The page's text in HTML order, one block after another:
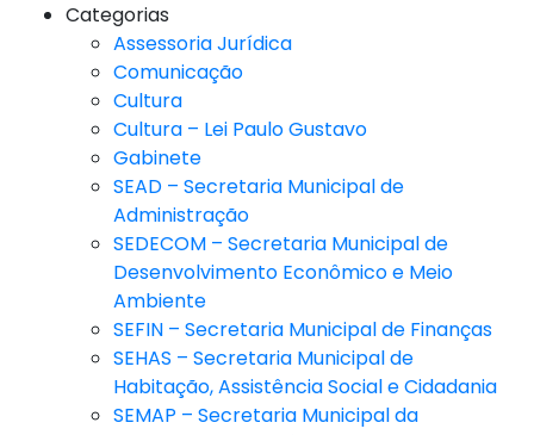
Categorias
Assessoria Jurídica
Comunicação
Cultura
Cultura – Lei Paulo Gustavo
Gabinete
SEAD – Secretaria Municipal de
Administração
SEDECOM – Secretaria Municipal de
Desenvolvimento Econômico e Meio
Ambiente
SEFIN – Secretaria Municipal de Finanças
SEHAS – Secretaria Municipal de
Habitação, Assistência Social e Cidadania
SEMAP – Secretaria Municipal da